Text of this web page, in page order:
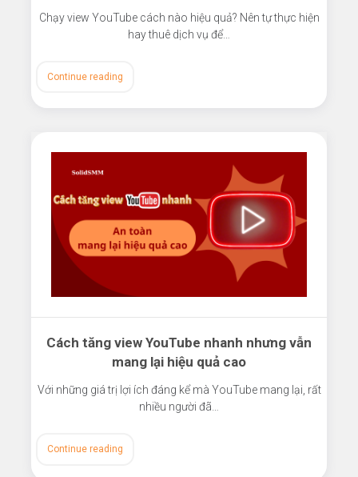
Chạy view YouTube cách nào hiệu quả? Nên tự thực hiện
hay thuê dịch vụ để…
Continue reading
Cách tăng view YouTube nhanh nhưng vẫn
mang lại hiệu quả cao
Với những giá trị lợi ích đáng kể mà YouTube mang lại, rất
nhiều người đã…
Continue reading